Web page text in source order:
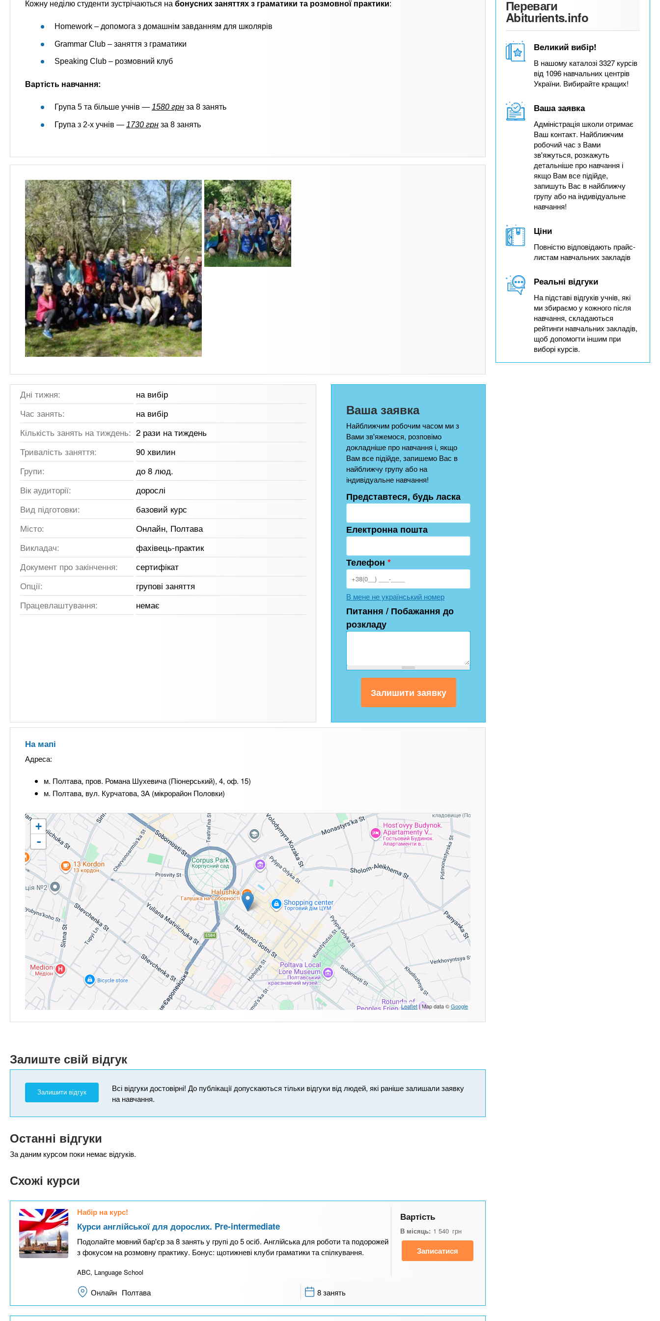
Кожну неділю студенти зустрічаються на бонусних заняттях з граматики та розмовної практики:
Homework – допомога з домашнім завданням для школярів
Grammar Club – заняття з граматики
Speaking Club – розмовний клуб
Вартість навчання:
Група 5 та більше учнів — 1580 грн за 8 занять
Група з 2-х учнів — 1730 грн за 8 занять
Дні тижня:
на вибір
Час занять:
на вибір
Кількість занять на тиждень: 2 рази на тиждень
Тривалість заняття:
90 хвилин
Групи:
до 8 люд.
Вік аудиторії:
дорослі
Вид підготовки:
базовий курс
Місто:
Онлайн, Полтава
Викладач:
фахівець-практик
Документ про закінчення:
сертифікат
Опції:
групові заняття
Працевлаштування:
немає
Ваша заявка
Найближчим робочим часом ми з
Вами зв'яжемося, розповімо
докладніше про навчання і, якщо
Вам все підійде, запишемо Вас в
найближчу групу або на
індивідуальне навчання!
Представтеся, будь ласка
Електронна пошта
Телефон *
В мене не український номер
Питання / Побажання до
розкладу
На мапі
Адреса:
м. Полтава, пров. Романа Шухевича (Піонерський), 4, оф. 15)
м. Полтава, вул. Курчатова, 3А (мікрорайон Половки)
+
-
Leaflet| Map data ©Google
Залиште свій відгук
Залишити відгук
Всі відгуки достовірні! До публікації допускаються тільки відгуки від людей, які раніше залишали заявку
на навчання.
Останні відгуки
За даним курсом поки немає відгуків.
Схожі курси
Набір на курс!
Курси англійської для дорослих. Pre-intermediate
Подолайте мовний бар'єр за 8 занять у групі до 5 осіб. Англійська для роботи та подорожей
з фокусом на розмовну практику. Бонус: щотижневі клуби граматики та спілкування.
ABC, Language School
Вартість
В місяць: 1 540 грн
Записатися
Онлайн Полтава 8 занять
Переваги
Abiturients.info
Великий вибір!
В нашому каталозі 3327 курсів
від 1096 навчальних центрів
України. Вибирайте кращих!
Ваша заявка
Адміністрація школи отримає
Ваш контакт. Найближчим
робочий час з Вами
зв'яжуться, розкажуть
детальніше про навчання і
якщо Вам все підійде,
запишуть Вас в найближчу
групу або на індивідуальне
навчання!
Ціни
Повністю відповідають прайс-
листам навчальних закладів
Реальні відгуки
На підставі відгуків учнів, які
ми збираємо у кожного після
навчання, складаються
рейтинги навчальних закладів,
щоб допомогти іншим при
виборі курсів.